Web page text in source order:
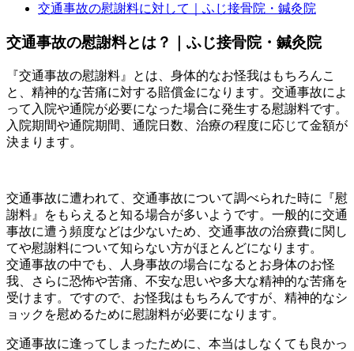
交通事故の慰謝料に対して｜ふじ接骨院・鍼灸院
交通事故の慰謝料とは？｜ふじ接骨院・鍼灸院
『交通事故の慰謝料』とは、身体的なお怪我はもちろんこ
と、精神的な苦痛に対する賠償金になります。交通事故によ
って入院や通院が必要になった場合に発生する慰謝料です。
入院期間や通院期間、通院日数、治療の程度に応じて金額が
決まります。
交通事故に遭われて、交通事故について調べられた時に『慰
謝料』をもらえると知る場合が多いようです。一般的に交通
事故に遭う頻度などは少ないため、交通事故の治療費に関し
てや慰謝料について知らない方がほとんどになります。
交通事故の中でも、人身事故の場合になるとお身体のお怪
我、さらに恐怖や苦痛、不安な思いや多大な精神的な苦痛を
受けます。ですので、お怪我はもちろんですが、精神的なシ
ョックを慰めるために慰謝料が必要になります。
交通事故に逢ってしまったために、本当はしなくても良かっ